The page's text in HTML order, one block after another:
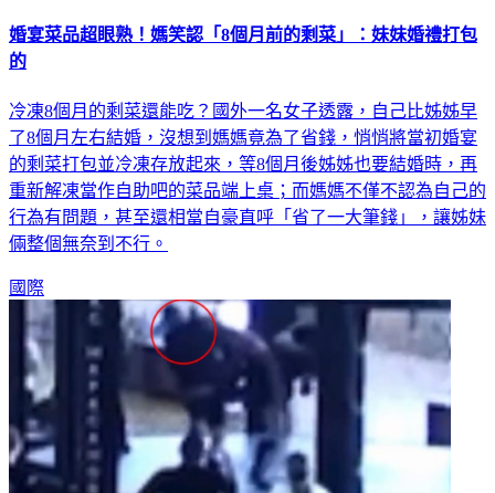
婚宴菜品超眼熟！媽笑認「8個月前的剩菜」：妹妹婚禮打包
的
冷凍8個月的剩菜還能吃？國外一名女子透露，自己比姊姊早
了8個月左右結婚，沒想到媽媽竟為了省錢，悄悄將當初婚宴
的剩菜打包並冷凍存放起來，等8個月後姊姊也要結婚時，再
重新解凍當作自助吧的菜品端上桌；而媽媽不僅不認為自己的
行為有問題，甚至還相當自豪直呼「省了一大筆錢」，讓姊妹
倆整個無奈到不行。
國際